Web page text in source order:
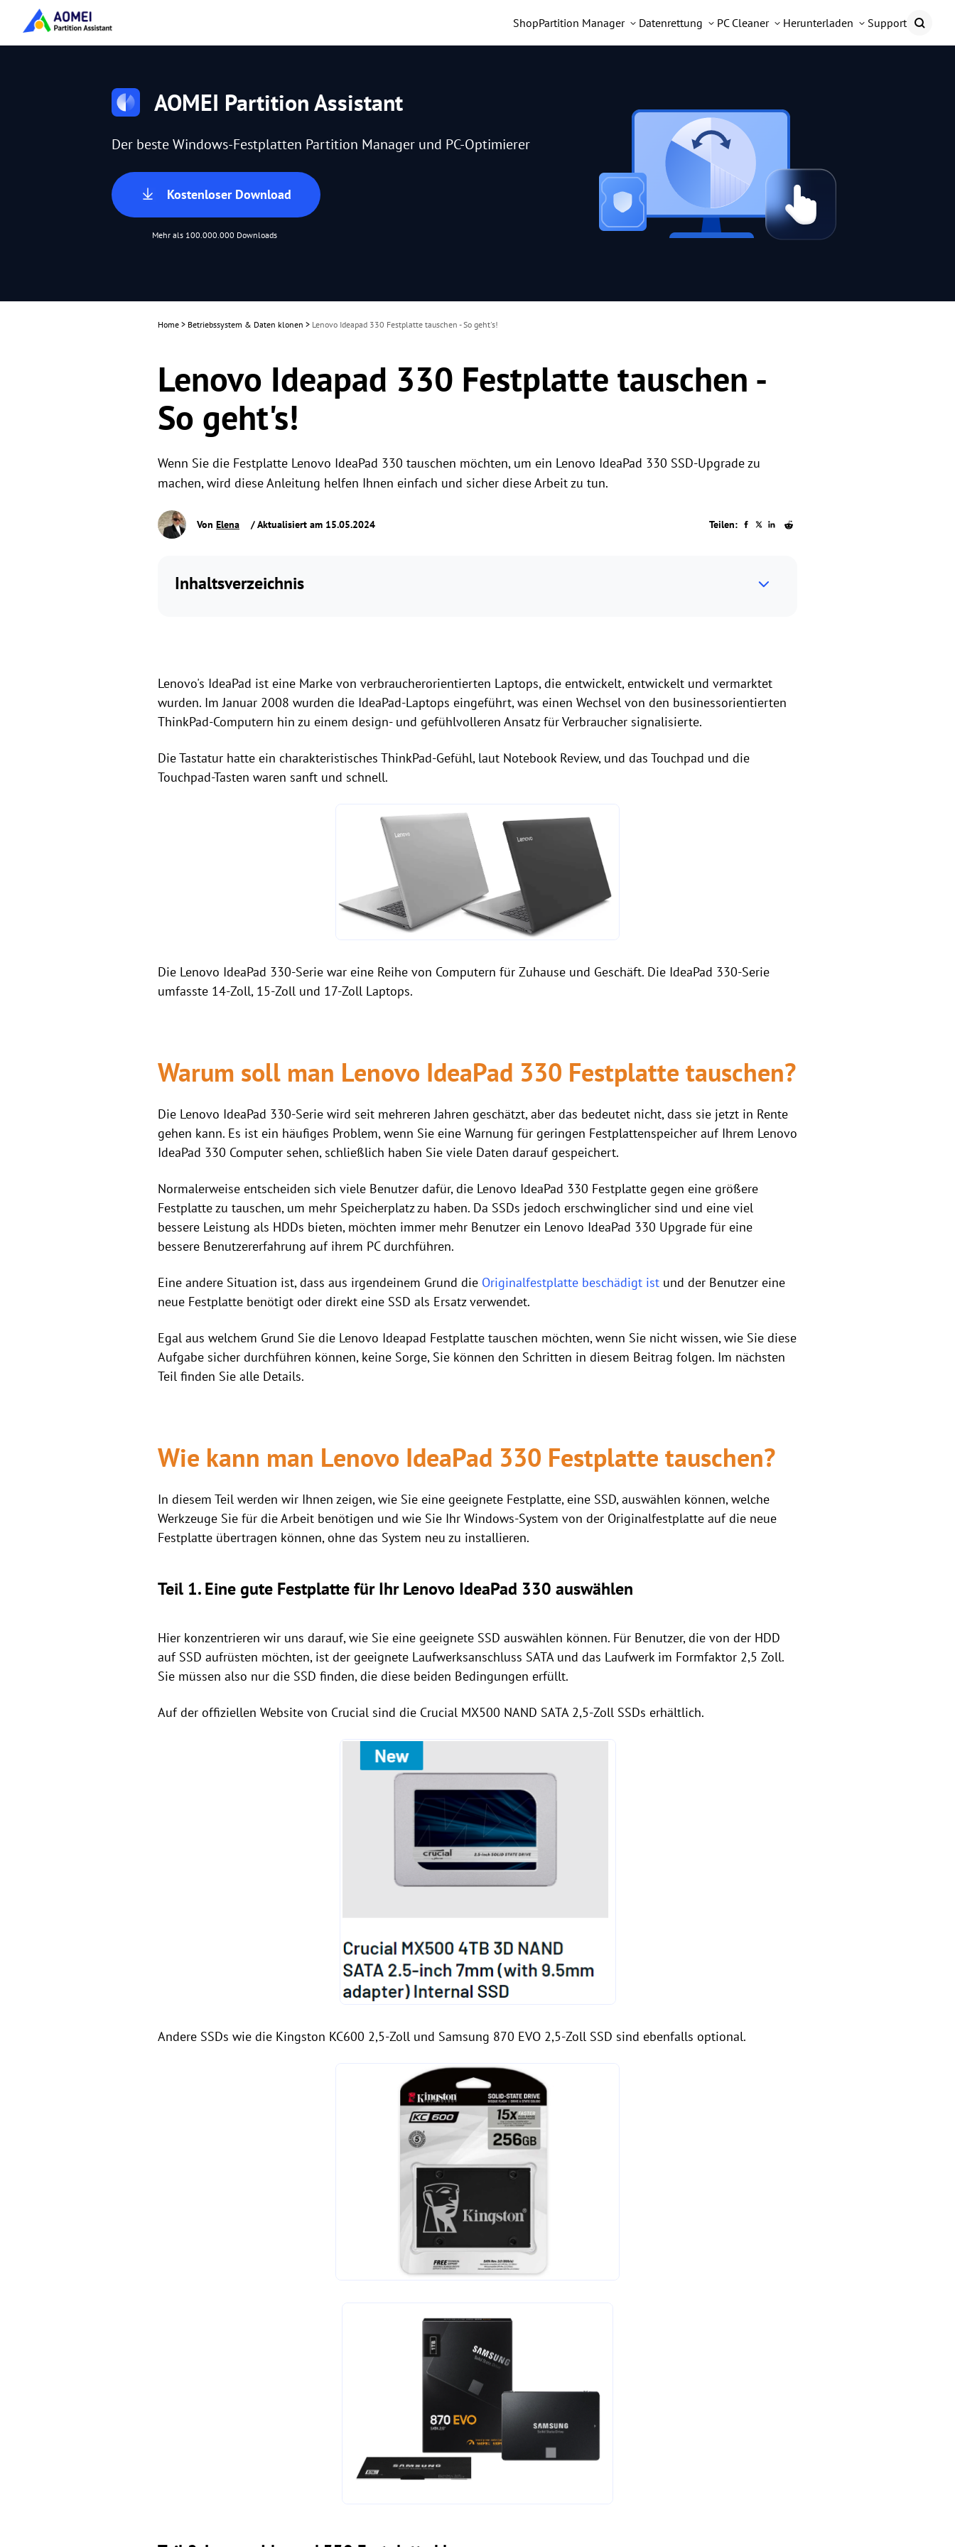
ShopPartition Manager Datenrettung PC Cleaner Herunterladen Support
AOMEI Partition Assistant
Der beste Windows-Festplatten Partition Manager und PC-Optimierer
Kostenloser Download
Mehr als 100.000.000 Downloads
Home > Betriebssystem & Daten klonen > Lenovo Ideapad 330 Festplatte tauschen - So geht's!
Lenovo Ideapad 330 Festplatte tauschen -
So geht's!
Wenn Sie die Festplatte Lenovo IdeaPad 330 tauschen möchten, um ein Lenovo IdeaPad 330 SSD-Upgrade zu
machen, wird diese Anleitung helfen Ihnen einfach und sicher diese Arbeit zu tun.
Von Elena / Aktualisiert am 15.05.2024 Teilen:
Inhaltsverzeichnis
Lenovo's IdeaPad ist eine Marke von verbraucherorientierten Laptops, die entwickelt, entwickelt und vermarktet
wurden. Im Januar 2008 wurden die IdeaPad-Laptops eingeführt, was einen Wechsel von den businessorientierten
ThinkPad-Computern hin zu einem design- und gefühlvolleren Ansatz für Verbraucher signalisierte.
Die Tastatur hatte ein charakteristisches ThinkPad-Gefühl, laut Notebook Review, und das Touchpad und die
Touchpad-Tasten waren sanft und schnell.
Die Lenovo IdeaPad 330-Serie war eine Reihe von Computern für Zuhause und Geschäft. Die IdeaPad 330-Serie
umfasste 14-Zoll, 15-Zoll und 17-Zoll Laptops.
Warum soll man Lenovo IdeaPad 330 Festplatte tauschen?
Die Lenovo IdeaPad 330-Serie wird seit mehreren Jahren geschätzt, aber das bedeutet nicht, dass sie jetzt in Rente
gehen kann. Es ist ein häufiges Problem, wenn Sie eine Warnung für geringen Festplattenspeicher auf Ihrem Lenovo
IdeaPad 330 Computer sehen, schließlich haben Sie viele Daten darauf gespeichert.
Normalerweise entscheiden sich viele Benutzer dafür, die Lenovo IdeaPad 330 Festplatte gegen eine größere
Festplatte zu tauschen, um mehr Speicherplatz zu haben. Da SSDs jedoch erschwinglicher sind und eine viel
bessere Leistung als HDDs bieten, möchten immer mehr Benutzer ein Lenovo IdeaPad 330 Upgrade für eine
bessere Benutzererfahrung auf ihrem PC durchführen.
Eine andere Situation ist, dass aus irgendeinem Grund die Originalfestplatte beschädigt ist und der Benutzer eine
neue Festplatte benötigt oder direkt eine SSD als Ersatz verwendet.
Egal aus welchem Grund Sie die Lenovo Ideapad Festplatte tauschen möchten, wenn Sie nicht wissen, wie Sie diese
Aufgabe sicher durchführen können, keine Sorge, Sie können den Schritten in diesem Beitrag folgen. Im nächsten
Teil finden Sie alle Details.
Wie kann man Lenovo IdeaPad 330 Festplatte tauschen?
In diesem Teil werden wir Ihnen zeigen, wie Sie eine geeignete Festplatte, eine SSD, auswählen können, welche
Werkzeuge Sie für die Arbeit benötigen und wie Sie Ihr Windows-System von der Originalfestplatte auf die neue
Festplatte übertragen können, ohne das System neu zu installieren.
Teil 1. Eine gute Festplatte für Ihr Lenovo IdeaPad 330 auswählen
Hier konzentrieren wir uns darauf, wie Sie eine geeignete SSD auswählen können. Für Benutzer, die von der HDD
auf SSD aufrüsten möchten, ist der geeignete Laufwerksanschluss SATA und das Laufwerk im Formfaktor 2,5 Zoll.
Sie müssen also nur die SSD finden, die diese beiden Bedingungen erfüllt.
Auf der offiziellen Website von Crucial sind die Crucial MX500 NAND SATA 2,5-Zoll SSDs erhältlich.
Andere SSDs wie die Kingston KC600 2,5-Zoll und Samsung 870 EVO 2,5-Zoll SSD sind ebenfalls optional.